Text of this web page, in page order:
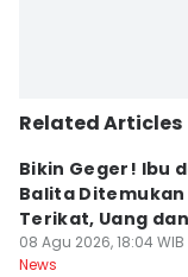
Related Articles
Bikin Geger! Ibu
Balita Ditemukan
Terikat, Uang dan
Hilang
08 Agu 2026, 18:04 WIB
News